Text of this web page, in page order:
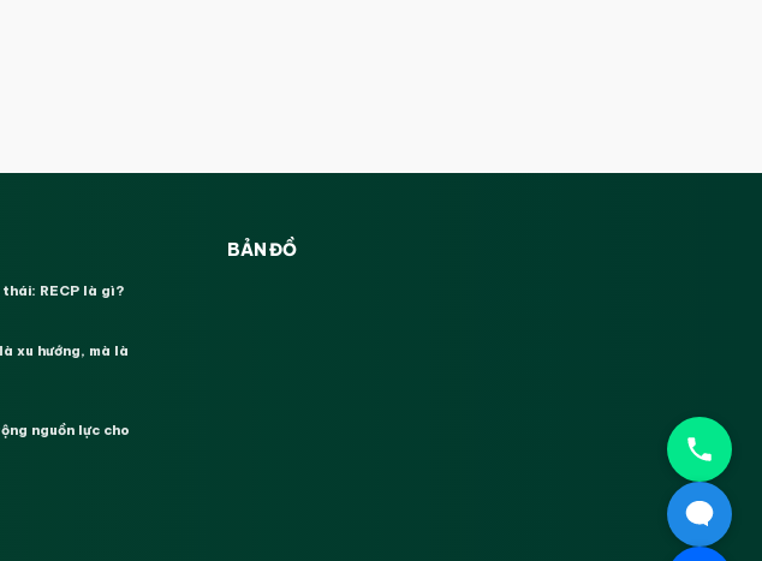
thái: RECP là gì?
xu hướng, mà là
nguồn lực cho
BẢN ĐỒ